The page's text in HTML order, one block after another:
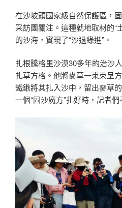
在沙坡頭國家級自然保護區，
采訪團關注。這種就地取材的“
的沙海，實現了“沙退綠進”。
扎根騰格里沙漠30多年的治沙
扎草方格。他將麥草一束束呈
鐵鍬將其扎入沙中，留出麥草
一個“固沙魔方”扎好時，記者